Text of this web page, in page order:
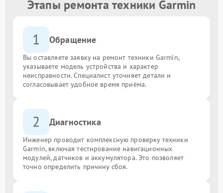
Этапы ремонта техники Garmin
1 Обращение
Вы оставляете заявку на ремонт техники Garmin,
указываете модель устройства и характер
неисправности. Специалист уточняет детали и
согласовывает удобное время приёма.
2 Диагностика
Инженер проводит комплексную проверку техники
Garmin, включая тестирование навигационных
модулей, датчиков и аккумулятора. Это позволяет
точно определить причину сбоя.